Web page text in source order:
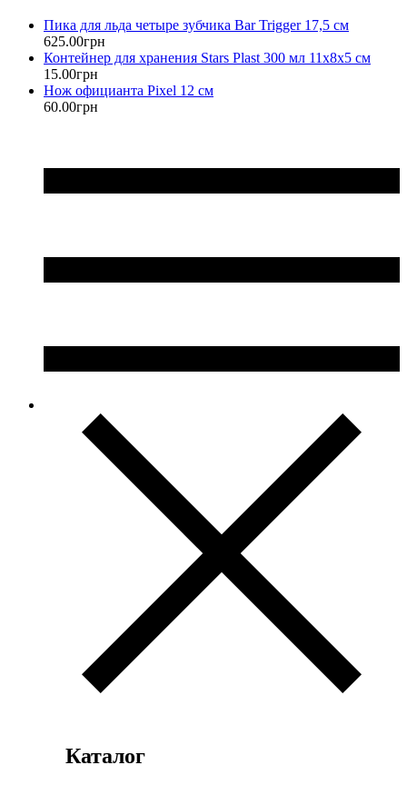
Пика для льда четыре зубчика Bar Trigger 17,5 см
625.00грн
Контейнер для хранения Stars Plast 300 мл 11х8х5 см
15.00грн
Нож официанта Pixel 12 см
60.00грн
Каталог